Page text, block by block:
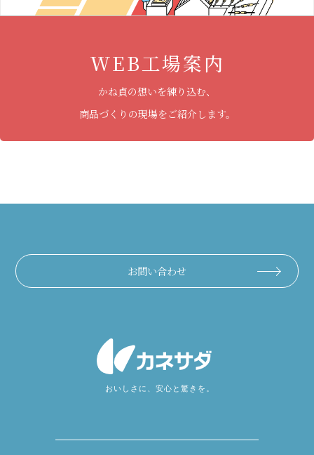
WEB工場案内
かね貞の想いを練り込む、
商品づくりの現場をご紹介します。
お問い合わせ